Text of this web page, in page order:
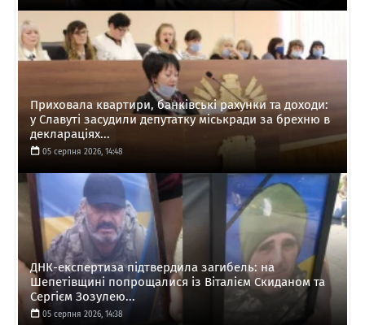
Приховала квартири, банківські рахунки та доходи:
у Славуті засудили депутатку міськради за брехню в
деклараціях...
05 серпня 2026, 14:48
ДНК-експертиза підтвердила загибель: на
Шепетівщині попрощалися із Віталієм Скиданом та
Сергієм Зозулею...
05 серпня 2026, 14:38